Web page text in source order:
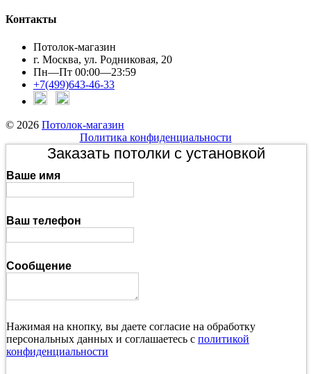
Контакты
Потолок-магазин
г. Москва, ул. Родниковая, 20
Пн—Пт 00:00—23:59
+7(499)643-46-33
© 2026 Потолок-магазин
Политика конфиденциальности
Заказать потолки с установкой
Ваше имя
Ваш телефон
Сообщение
Нажимая на кнопку, вы даете согласие на обработку
персональных данных и соглашаетесь с политикой
конфиденциальности